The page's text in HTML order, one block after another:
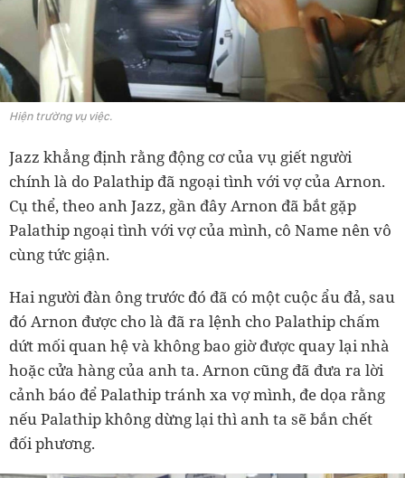
Hiện trường vụ việc.
Jazz khẳng định rằng động cơ của vụ giết người
chính là do Palathip đã ngoại tình với vợ của Arnon.
Cụ thể, theo anh Jazz, gần đây Arnon đã bắt gặp
Palathip ngoại tình với vợ của mình, cô Name nên vô
cùng tức giận.
Hai người đàn ông trước đó đã có một cuộc ẩu đả, sau
đó Arnon được cho là đã ra lệnh cho Palathip chấm
dứt mối quan hệ và không bao giờ được quay lại nhà
hoặc cửa hàng của anh ta. Arnon cũng đã đưa ra lời
cảnh báo để Palathip tránh xa vợ mình, đe dọa rằng
nếu Palathip không dừng lại thì anh ta sẽ bắn chết
đối phương.